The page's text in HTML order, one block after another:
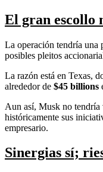
El gran escollo
La operación tendría una
posibles pleitos
La razón está en Texas,
alrededor de $45 billions
Aun así, Musk no tendría
históricamente sus
empresario.
Sinergias sí;